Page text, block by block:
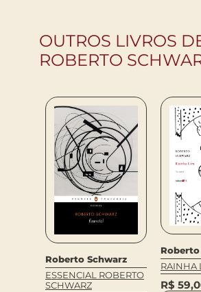
OUTROS LIVROS
ROBERTO
Roberto Schwarz
ESSENCIAL ROBERTO
SCHWARZ
RAINHA
R$